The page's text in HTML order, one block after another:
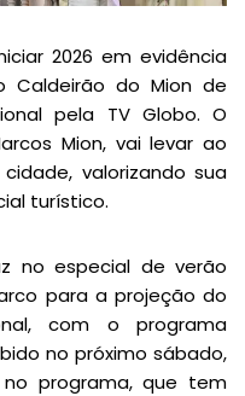
2026 em evidência
Caldeirão do Mion de
pela TV Globo. O
Mion, vai levar ao
valorizando sua
turístico.
no especial de verão
para a projeção do
com o programa
no próximo sábado,
programa, que tem